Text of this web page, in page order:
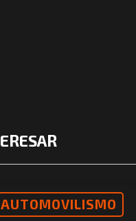
AUTOMOVILISMO